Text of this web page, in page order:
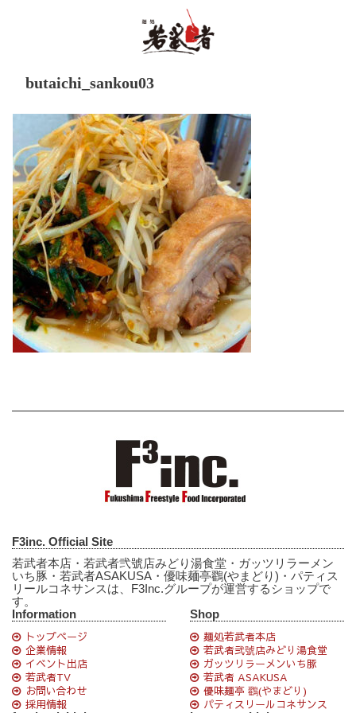
butaichi_sankou03
F3inc. Official Site
若武者本店・若武者弐號店みどり湯食堂・ガッツリラーメン
いち豚・若武者ASAKUSA・優味麺亭鸐(やまどり)・パティス
リールコネサンスは、F3Inc.グループが運営するショップで
す。
Information
トップページ
企業情報
イベント出店
若武者TV
お問い合わせ
採用情報
Shop
麺処若武者本店
若武者弐號店みどり湯食堂
ガッツリラーメンいち豚
若武者 ASAKUSA
優味麺亭 鸐(やまどり)
パティスリールコネサンス